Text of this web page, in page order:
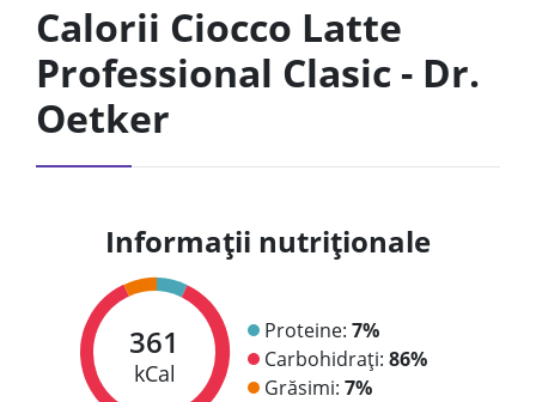
Calorii Ciocco Latte
Professional Clasic - Dr.
Oetker
Informații nutriționale
361
kCal
Proteine: 7%
Carbohidrați: 86%
Grăsimi: 7%